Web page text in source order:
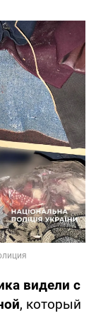
видели с
, который